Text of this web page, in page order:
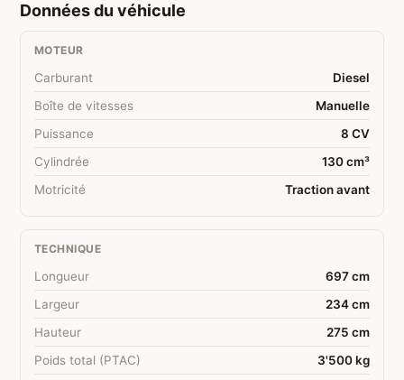
Données du véhicule
MOTEUR
Carburant
Diesel
Boîte de vitesses
Manuelle
Puissance
8 CV
Cylindrée
130 cm³
Motricité
Traction avant
TECHNIQUE
Longueur
697 cm
Largeur
234 cm
Hauteur
275 cm
Poids total (PTAC)
3'500 kg